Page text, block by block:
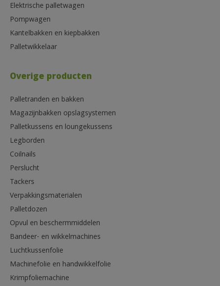
Elektrische palletwagen
Pompwagen
Kantelbakken en kiepbakken
Palletwikkelaar
Overige producten
Palletranden en bakken
Magazijnbakken opslagsystemen
Palletkussens en loungekussens
Legborden
Coilnails
Perslucht
Tackers
Verpakkingsmaterialen
Palletdozen
Opvul en beschermmiddelen
Bandeer- en wikkelmachines
Luchtkussenfolie
Machinefolie en handwikkelfolie
Krimpfoliemachine